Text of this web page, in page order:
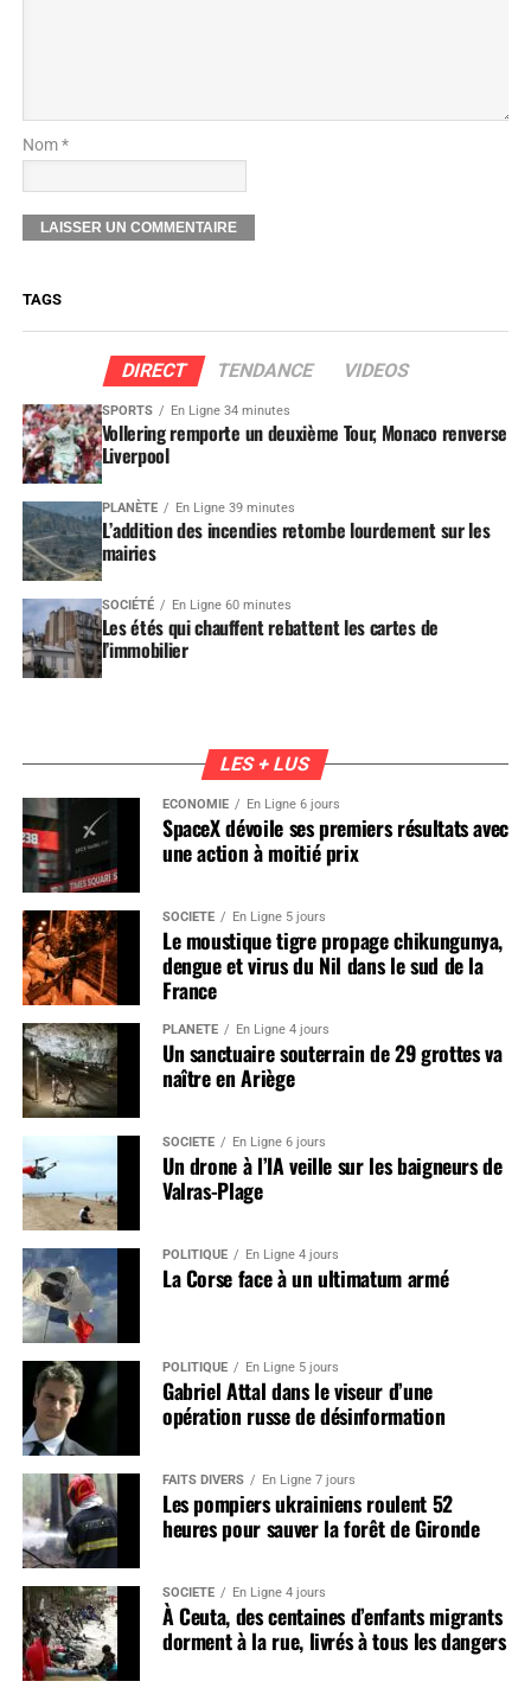
Nom *
TAGS
DIRECT TENDANCE VIDEOS
SPORTS En Ligne 34 minutes
Vollering remporte un deuxième Tour, Monaco renverse
Liverpool
PLANÈTE En Ligne 39 minutes
L’addition des incendies retombe lourdement sur les
mairies
SOCIÉTÉ En Ligne 60 minutes
Les étés qui chauffent rebattent les cartes de
l’immobilier
LES + LUS
ÉCONOMIE En Ligne 6 jours
SpaceX dévoile ses premiers résultats avec
une action à moitié prix
SOCIÉTÉ En Ligne 5 jours
Le moustique tigre propage chikungunya,
dengue et virus du Nil dans le sud de la
France
PLANÈTE En Ligne 4 jours
Un sanctuaire souterrain de 29 grottes va
naître en Ariège
SOCIÉTÉ En Ligne 6 jours
Un drone à l’IA veille sur les baigneurs de
Valras-Plage
POLITIQUE En Ligne 4 jours
La Corse face à un ultimatum armé
POLITIQUE En Ligne 5 jours
Gabriel Attal dans le viseur d’une
opération russe de désinformation
FAITS DIVERS En Ligne 7 jours
Les pompiers ukrainiens roulent 52
heures pour sauver la forêt de Gironde
SOCIÉTÉ En Ligne 4 jours
À Ceuta, des centaines d’enfants migrants
dorment à la rue, livrés à tous les dangers